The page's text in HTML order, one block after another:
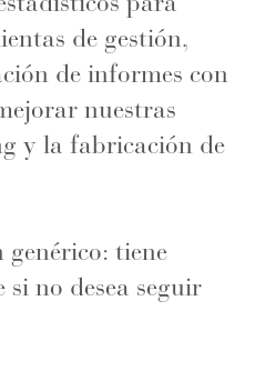
de gestión,
de informes con
nuestras
y la fabricación de
tiene
si no desea seguir